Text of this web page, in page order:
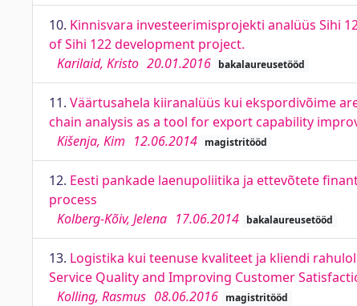
10. Kinnisvara investeerimisprojekti analüüs Sihi
of Sihi 122 development project.
Karilaid, Kristo 20.01.2016 bakalaureusetööd
11. Väärtusahela kiiranalüüs kui ekspordivõime
chain analysis as a tool for export capability
Kišenja, Kim 12.06.2014 magistritööd
12. Eesti pankade laenupoliitika ja ettevõtete
process
Kolberg-Kõiv, Jelena 17.06.2014 bakalaureusetööd
13. Logistika kui teenuse kvaliteet ja kliendi
Service Quality and Improving Customer
Kolling, Rasmus 08.06.2016 magistritööd